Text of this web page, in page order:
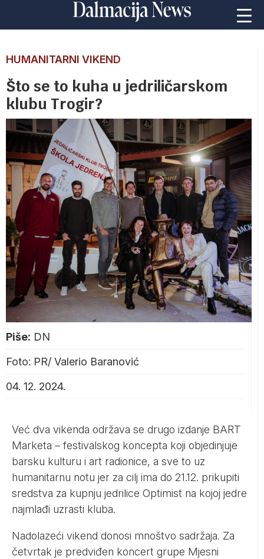
HUMANITARNI VIKEND
Što se to kuha u jedriličarskom
klubu Trogir?
Piše: DN
Foto: PR/ Valerio Baranović
04. 12. 2024.
Već dva vikenda održava se drugo izdanje BART
Marketa – festivalskog koncepta koji objedinjuje
barsku kulturu i art radionice, a sve to uz
humanitarnu notu jer za cilj ima do 21.12. prikupiti
sredstva za kupnju jedrilice Optimist na kojoj jedre
najmlađi uzrasti kluba.
Nadolazeći vikend donosi mnoštvo sadržaja. Za
četvrtak je predviđen koncert grupe Mjesni